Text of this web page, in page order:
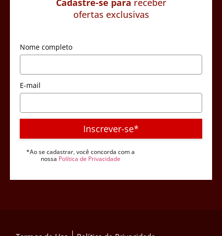
Cadastre-se para receber
ofertas exclusivas
Nome completo
E-mail
Inscrever-se*
*Ao se cadastrar, você concorda com a
nossa Política de Privacidade